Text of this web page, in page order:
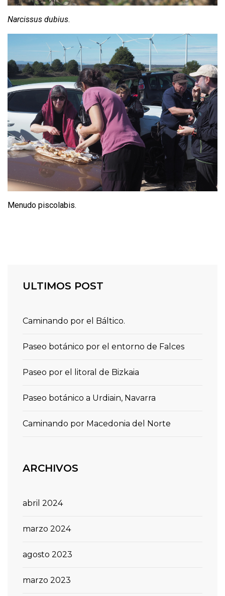
Narcissus dubius.
Menudo piscolabis.
ULTIMOS POST
Caminando por el Báltico.
Paseo botánico por el entorno de Falces
Paseo por el litoral de Bizkaia
Paseo botánico a Urdiain, Navarra
Caminando por Macedonia del Norte
ARCHIVOS
abril 2024
marzo 2024
agosto 2023
marzo 2023